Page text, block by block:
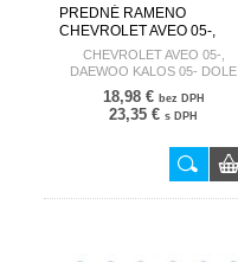
PREDNÉ RAMENO
CHEVROLET AVEO 05-,
DAEWOO KALOS 05- DOLE
VĽAVO 96535081 ZWD-DW-
CHEVROLET AVEO 05-,
DAEWOO KALOS 05- DOLE
VĽAVO
18,98 € bez DPH
23,35 € s DPH